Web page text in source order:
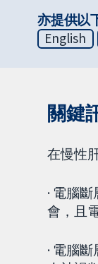
亦提供以
English
關鍵
在慢性
· 電腦
會，且
· 電腦